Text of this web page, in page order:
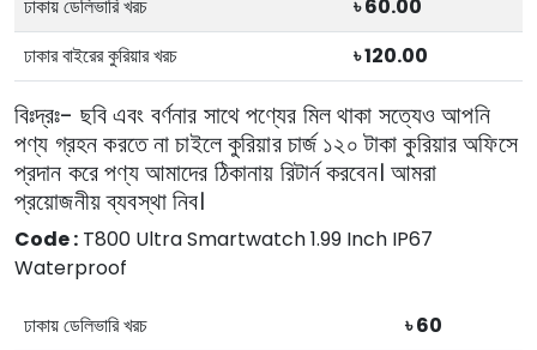
ঢাকায় ডেলিভারি খরচ
৳ 60.00
ঢাকার বাইরের কুরিয়ার খরচ
৳ 120.00
বিঃদ্রঃ- ছবি এবং বর্ণনার সাথে পণ্যের মিল থাকা সত্যেও আপনি
পণ্য গ্রহন করতে না চাইলে কুরিয়ার চার্জ ১২০ টাকা কুরিয়ার অফিসে
প্রদান করে পণ্য আমাদের ঠিকানায় রিটার্ন করবেন। আমরা
প্রয়োজনীয় ব্যবস্থা নিব।
Code : T800 Ultra Smartwatch 1.99 Inch IP67
Waterproof
ঢাকায় ডেলিভারি খরচ
৳ 60